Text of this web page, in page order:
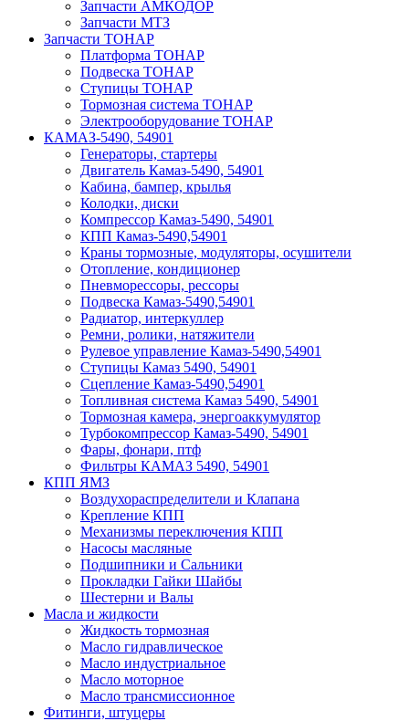
Запчасти АМКОДОР
Запчасти МТЗ
Запчасти ТОНАР
Платформа ТОНАР
Подвеска ТОНАР
Ступицы ТОНАР
Тормозная система ТОНАР
Электрооборудование ТОНАР
КАМАЗ-5490, 54901
Генераторы, стартеры
Двигатель Камаз-5490, 54901
Кабина, бампер, крылья
Колодки, диски
Компрессор Камаз-5490, 54901
КПП Камаз-5490,54901
Краны тормозные, модуляторы, осушители
Отопление, кондиционер
Пневморессоры, рессоры
Подвеска Камаз-5490,54901
Радиатор, интеркуллер
Ремни, ролики, натяжители
Рулевое управление Камаз-5490,54901
Ступицы Камаз 5490, 54901
Сцепление Камаз-5490,54901
Топливная система Камаз 5490, 54901
Тормозная камера, энергоаккумулятор
Турбокомпрессор Камаз-5490, 54901
Фары, фонари, птф
Фильтры КАМАЗ 5490, 54901
КПП ЯМЗ
Воздухораспределители и Клапана
Крепление КПП
Механизмы переключения КПП
Насосы масляные
Подшипники и Сальники
Прокладки Гайки Шайбы
Шестерни и Валы
Масла и жидкости
Жидкость тормозная
Масло гидравлическое
Масло индустриальное
Масло моторное
Масло трансмиссионное
Фитинги, штуцеры